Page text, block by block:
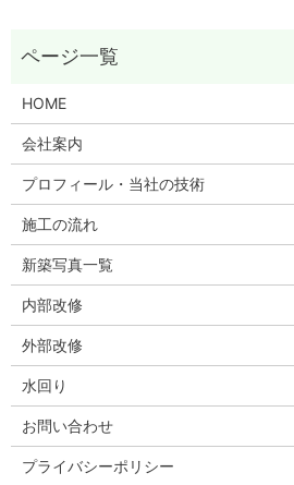
HOME
会社案内
プロフィール・当社の技術
施工の流れ
新築写真一覧
内部改修
外部改修
水回り
お問い合わせ
プライバシーポリシー